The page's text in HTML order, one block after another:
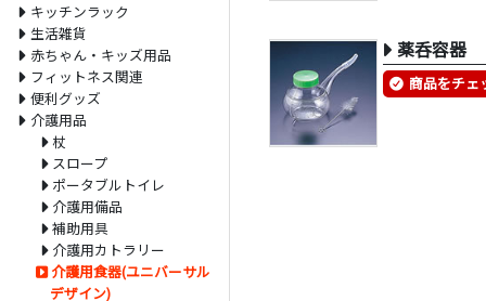
薬呑容器
商品をチェ
キッチンラック
生活雑貨
赤ちゃん・キッズ用品
フィットネス関連
便利グッズ
介護用品
杖
スロープ
ポータブルトイレ
介護用備品
補助用具
介護用カトラリー
介護用食器(ユニバーサル
デザイン)